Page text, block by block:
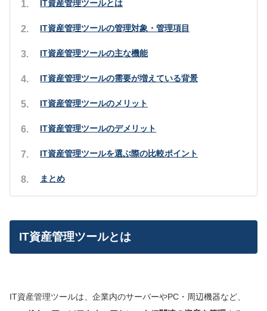
IT資産管理ツールとは
IT資産管理ツールの管理対象・管理項目
IT資産管理ツールの主な機能
IT資産管理ツールの需要が増えている背景
IT資産管理ツールのメリット
IT資産管理ツールのデメリット
IT資産管理ツールを選ぶ際の比較ポイント
まとめ
IT資産管理ツールとは
IT資産管理ツールは、企業内のサーバーやPC・周辺機器など、